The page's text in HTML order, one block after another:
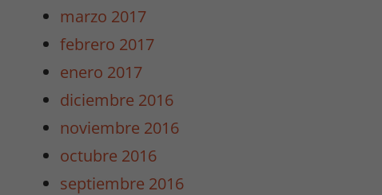
marzo 2017
febrero 2017
enero 2017
diciembre 2016
noviembre 2016
octubre 2016
septiembre 2016